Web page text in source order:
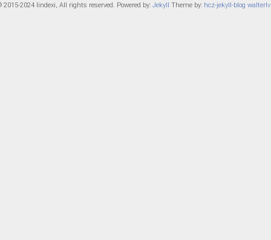
2015-2024 lindexi, All rights reserved. Powered by: Jekyll Theme by: hcz-jekyll-blog walterlv